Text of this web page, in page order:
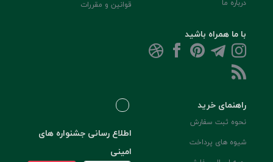
درباره ما
با ما همراه باشید
قوانین و مقررات
راهنمای خرید
نحوه ثبت سفارش
شیوه های پرداخت
اطلاع رسانی جشنواره های
امینی